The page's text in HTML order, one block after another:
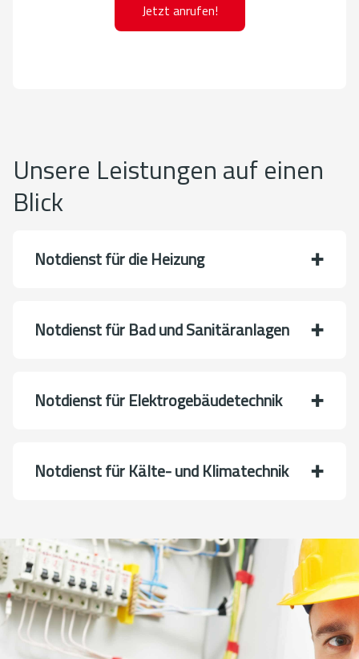
Jetzt anrufen!
Unsere Leistungen auf einen
Blick
Notdienst für die Heizung
Notdienst für Bad und Sanitäranlagen
Notdienst für Elektrogebäudetechnik
Notdienst für Kälte- und Klimatechnik